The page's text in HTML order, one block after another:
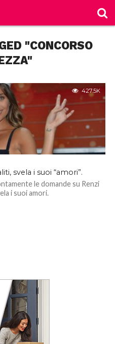
"CONCORSO
427.5K
svela i suoi “amori”.
le domande su Renzi
i suoi amori.